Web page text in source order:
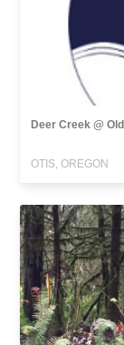
Deer Creek @
OTIS, OREGON